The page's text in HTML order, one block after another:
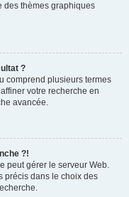
des thèmes graphiques
?
comprend plusieurs termes
votre recherche en
avancée.
?!
peut gérer le serveur Web.
précis dans le choix des